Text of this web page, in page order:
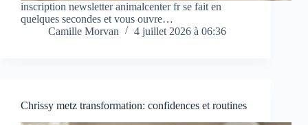
inscription newsletter animalcenter fr se fait en
quelques secondes et vous ouvre…
Camille Morvan
4 juillet 2026 à 06:36
Chrissy metz transformation: confidences et routines